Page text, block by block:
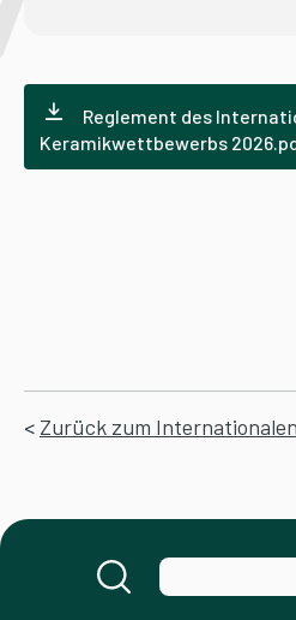
CAROUGE SE CONSTRUIT
Reglement des
Keramikwettbewerbs
< Zurück zum